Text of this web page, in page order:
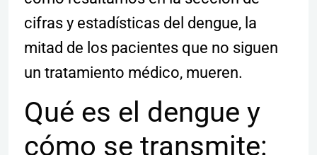
cifras y estadísticas del dengue, la
mitad de los pacientes que no siguen
un tratamiento médico, mueren.
Qué es el dengue y
cómo se transmite: